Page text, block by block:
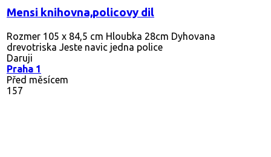
Mensi knihovna,policovy dil
Rozmer 105 x 84,5 cm Hloubka 28cm Dyhovana
drevotriska Jeste navic jedna police
Daruji
Praha 1
Před měsícem
157